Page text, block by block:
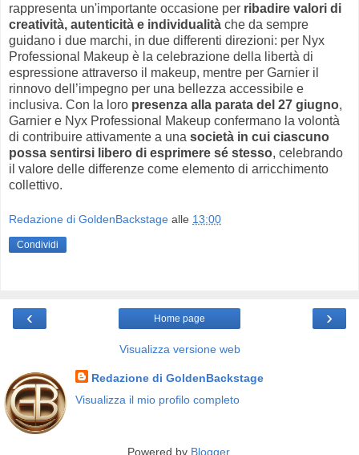
rappresenta un'importante occasione per ribadire valori di
creatività, autenticità e individualità che da sempre
guidano i due marchi, in due differenti direzioni: per Nyx
Professional Makeup è la celebrazione della libertà di
espressione attraverso il makeup, mentre per Garnier il
rinnovo dell’impegno per una bellezza accessibile e
inclusiva. Con la loro presenza alla parata del 27 giugno,
Garnier e Nyx Professional Makeup confermano la volontà
di contribuire attivamente a una società in cui ciascuno
possa sentirsi libero di esprimere sé stesso, celebrando
il valore delle differenze come elemento di arricchimento
collettivo.
Redazione di GoldenBackstage alle 13:00
Condividi
‹ ›
Home page
Visualizza versione web
Redazione di GoldenBackstage
Visualizza il mio profilo completo
Powered by Blogger.